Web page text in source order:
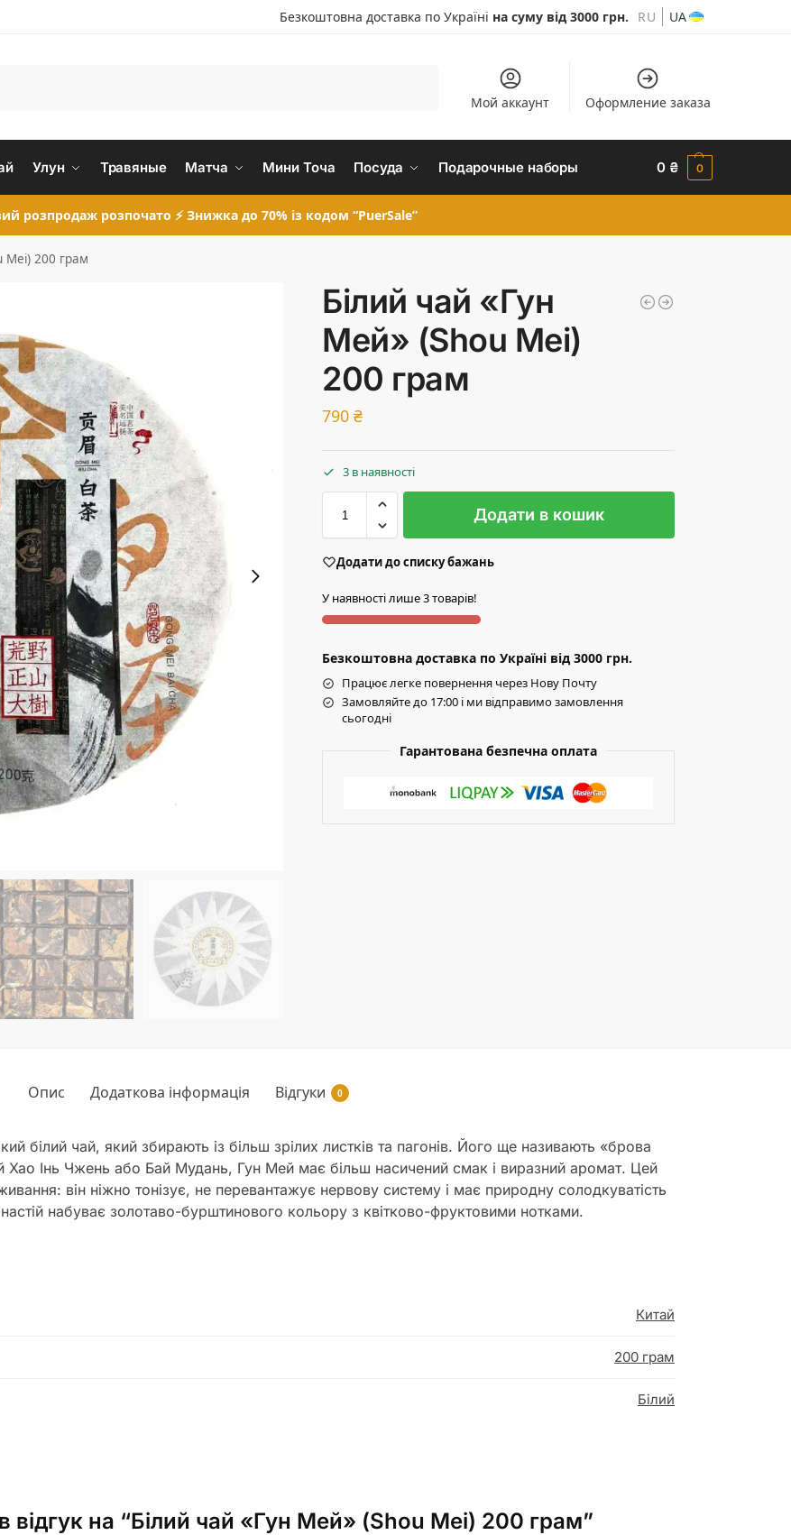
Безкоштовна доставка по Україні на суму від 3000 грн. RU UA
Мой аккаунт Оформление заказа
Улун Травяные Матча Мини Точа Посуда Подарочные наборы 0 ₴ 0
розпродаж розпочато ⚡ Знижка до 70% із кодом “PuerSale”
Mei) 200 грам
Білий чай «Гун
Мей» (Shou Mei)
200 грам
790₴
3 в наявності
Додати в кошик
Додати до списку бажань
У наявності лише 3 товарів!
Безкоштовна доставка по Україні від 3000 грн.
Працює легке повернення через Нову Почту
Замовляйте до 17:00 і ми відправимо замовлення
сьогодні
Гарантована безпечна оплата
Опис Додаткова інформація Відгуки 0
білий чай, який збирають із більш зрілих листків та пагонів. Його ще називають «брова
Хао Інь Чжень або Бай Мудань, Гун Мей має більш насичений смак і виразний аромат. Цей
він ніжно тонізує, не перевантажує нервову систему і має природну солодкуватість
набуває золотаво-бурштинового кольору з квітково-фруктовими нотками.
Китай
200 грам
Білий
на “Білий чай «Гун Мей» (Shou Mei) 200 грам”